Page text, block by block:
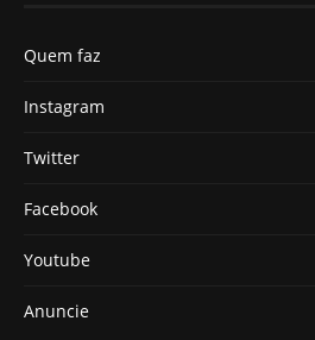
Quem faz
Instagram
Twitter
Facebook
Youtube
Anuncie